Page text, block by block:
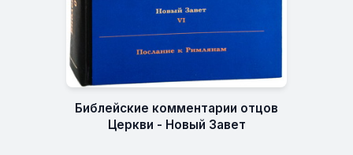
Библейские комментарии отцов
Церкви - Новый Завет